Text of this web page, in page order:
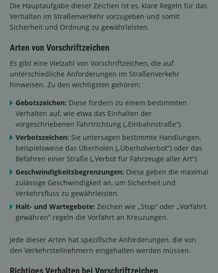
Die Hauptaufgabe dieser Zeichen ist es, klare Regeln für das
Verhalten im Straßenverkehr vorzugeben und somit
Sicherheit und Ordnung zu gewährleisten.
Arten von Vorschriftzeichen
Es gibt eine Vielzahl von Vorschriftzeichen, die auf
unterschiedliche Anforderungen im Straßenverkehr
hinweisen. Zu den wichtigsten gehören:
Gebotszeichen: Diese fordern zu einem bestimmten
Verhalten auf, wie etwa das Einhalten der
vorgeschriebenen Fahrtrichtung („Einbahnstraße“).
Verbotszeichen: Sie untersagen bestimmte Handlungen,
beispielsweise das Überholen („Überholverbot“) oder das
Befahren einer Straße („Verbot für Fahrzeuge aller Art“).
Geschwindigkeitsbegrenzungen: Diese geben die maximal
zulässige Geschwindigkeit an, um Sicherheit und
Verkehrsfluss zu gewährleisten.
Halt- und Wartegebote: Zeichen wie „Stop“ oder „Vorfahrt
gewähren“ regeln die Vorfahrt an Kreuzungen.
Jede dieser Arten hat spezifische Anforderungen, die von
den Verkehrsteilnehmern eingehalten werden müssen.
Richtiges Verhalten bei Vorschriftzeichen